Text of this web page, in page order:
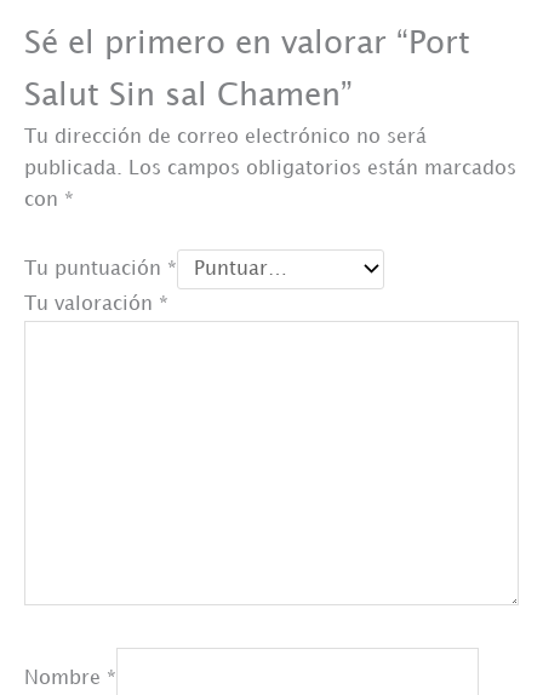
Sé el primero en valorar “Port
Salut Sin sal Chamen”
Tu dirección de correo electrónico no será
publicada. Los campos obligatorios están marcados
con *
Tu puntuación *
Tu valoración *
Nombre *